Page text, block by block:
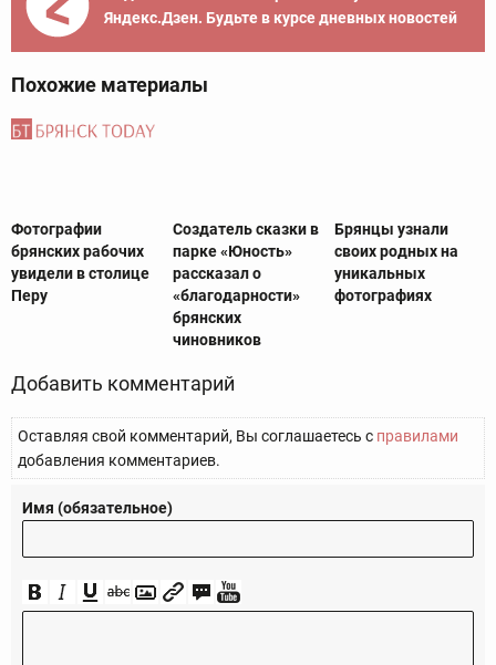
Яндекс.Дзен. Будьте в курсе дневных новостей
Похожие материалы
Фотографии
брянских рабочих
увидели в столице
Перу
Создатель сказки в
парке «Юность»
рассказал о
«благодарности»
брянских
чиновников
Брянцы узнали
своих родных на
уникальных
фотографиях
Добавить комментарий
Оставляя свой комментарий, Вы соглашаетесь с правилами
добавления комментариев.
Имя (обязательное)